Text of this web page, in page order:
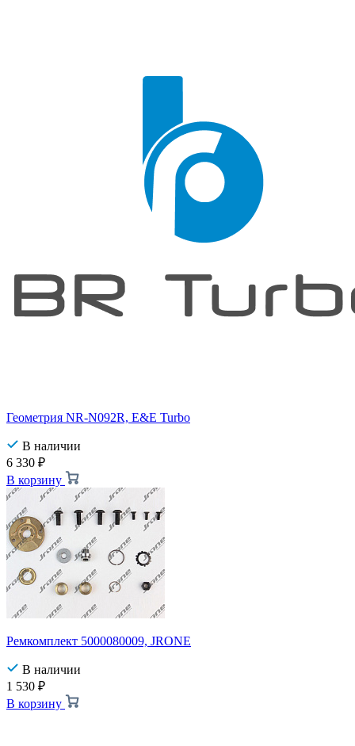
Геометрия NR-N092R, E&E Turbo
В наличии
6 330 ₽
В корзину
Ремкомплект 5000080009, JRONE
В наличии
1 530 ₽
В корзину